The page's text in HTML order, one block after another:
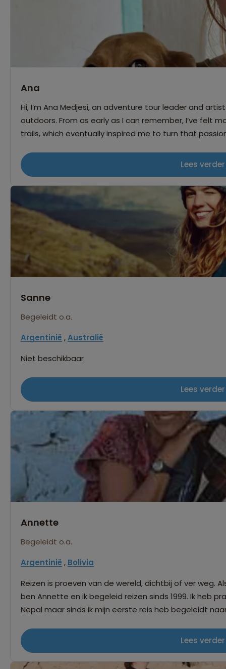
Ana
Hi, I’m Ana Medjesi, an adventure tour leader and
outdoors. From as early as I can remember, I’ve felt
trails, which eventually inspired me to turn that
travel, enjoying not just the landscapes we cross
way. Meeting and welcoming adventurous people
rewarding aspects of my work. As both a guide and
chance to notice the details—whether it’s the play
campfire, or the shared sense of achievement after a
Lees verder
Sanne
Begeleidt o.a.
Argentinië ,Australië
Niet beschikbaar
Lees verder
Annette
Begeleidt o.a.
Argentinië , Bolivia
Reizen is proeven van de wereld, dichtbij of ver weg.
ben Annette en ik begeleid reizen sinds 1999. Ik heb
Nepal maar sinds ik mijn eerste reis heb begeleidt
landschappen, dans en muziek, culturen, de
en contrasten pakt me elke keer weer. Sinds 2008
Amerika in onder andere Peru, Ecuador, Mexico,
Lees verder